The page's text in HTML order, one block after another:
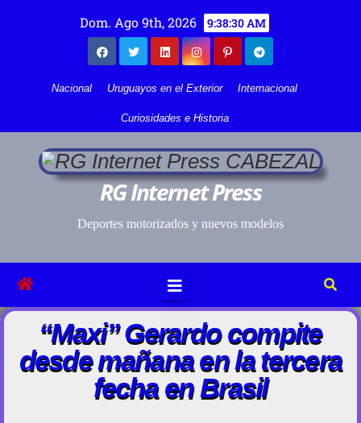
Dom. Ago 9th, 2026 9:38:30 AM
Nacional Uruguayos en el Exterior Internacional
Curiosidades e Historia
RG Internet Press
Deportes motorizados y nuevos modelos
“Maxi” Gerardo compite
desde mañana en la tercera
fecha en Brasil